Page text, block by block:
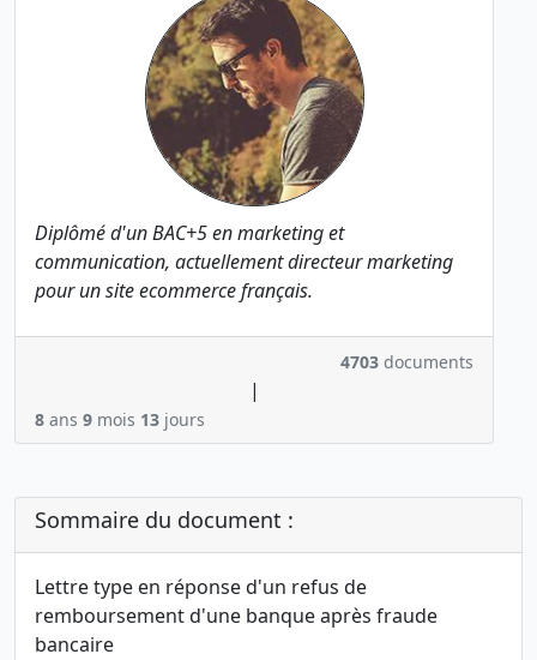
Diplômé d'un BAC+5 en marketing et
communication, actuellement directeur marketing
pour un site ecommerce français.
4703 documents
|
8 ans 9 mois 13 jours
Sommaire du document :
Lettre type en réponse d'un refus de
remboursement d'une banque après fraude
bancaire